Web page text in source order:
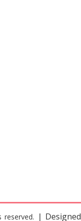
reserved. | Designed